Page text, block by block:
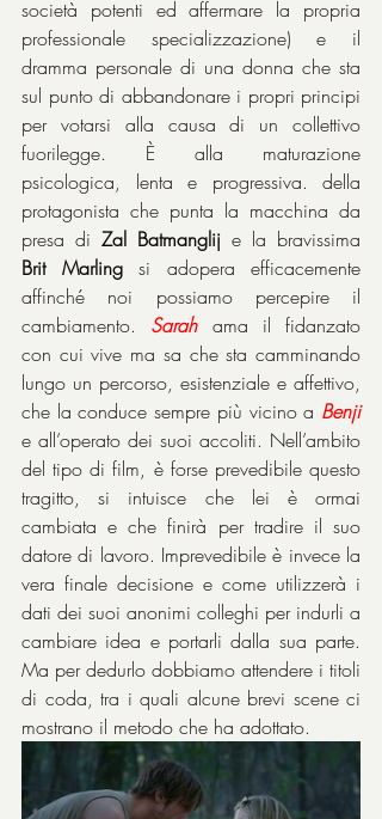
società potenti ed affermare la propria
professionale specializzazione) e il
dramma personale di una donna che sta
sul punto di abbandonare i propri principi
per votarsi alla causa di un collettivo
fuorilegge. È alla maturazione
psicologica, lenta e progressiva. della
protagonista che punta la macchina da
presa di Zal Batmanglij
Brit Marling si adopera efficacemente
affinché noi possiamo percepire il
cambiamento. Sarah ama il fidanzato
con cui vive ma sa che sta camminando
lungo un percorso, esistenziale e affettivo,
che la conduce sempre più vicino a Benji
e all’operato dei suoi accoliti. Nell’ambito
del tipo di film, è forse prevedibile questo
tragitto, si intuisce che lei è ormai
cambiata e che finirà per tradire il suo
datore di lavoro. Imprevedibile è invece la
vera finale decisione e come utilizzerà i
dati dei suoi anonimi colleghi per indurli a
cambiare idea e portarli dalla sua parte.
Ma per dedurlo dobbiamo attendere i titoli
di coda, tra i quali alcune brevi scene ci
mostrano il metodo che ha adottato.